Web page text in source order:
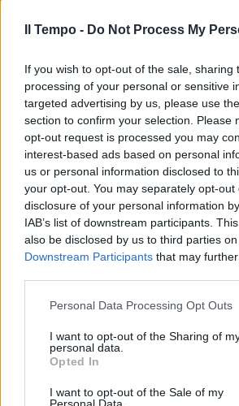
Il Tempo - Do Not Process My
If you wish to opt-out of the sale, sharing
processing of your personal or sensitive
targeted advertising by us, please use
section to confirm your selection. Please
opt-out request is processed you may
interest-based ads based on personal
us or personal information disclosed to
your opt-out. You may separately opt-
disclosure of your personal information
IAB’s list of downstream participants.
also be disclosed by us to third parties
Downstream Participants that may
Personal Data Processing Opt Outs
I want to opt-out of the Sharing of
personal data.
Opted In
I want to opt-out of the Sale of my
Personal Data.